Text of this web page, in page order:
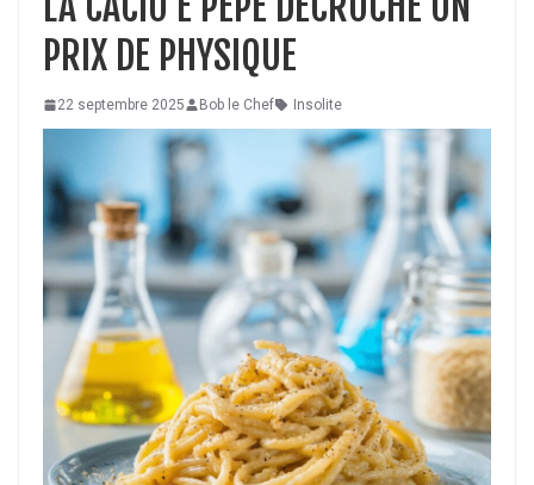
PRIX DE PHYSIQUE
22 septembre 2025 Bob le Chef Insolite